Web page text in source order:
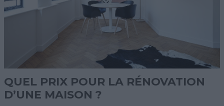
QUEL PRIX POUR LA RÉNOVATION
D’UNE MAISON ?